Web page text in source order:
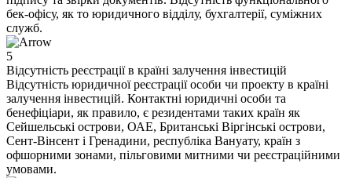
бек-офісу, як то юридичного відділу, бухгалтерії, суміжних
служб.
5
Відсутність реєстрації в країні залучення інвестицій
Відсутність юридичної реєстрації особи чи проекту в країні
залучення інвестицій. Контактні юридичні особи та
бенефіціари, як правило, є резидентами таких країн як
Сейшельські острови, ОАЕ, Британські Віргінські острови,
Сент-Вінсент і Гренадини, республіка Вануату, країн з
офшорними зонами, пільговими митними чи реєстраційними
умовами.